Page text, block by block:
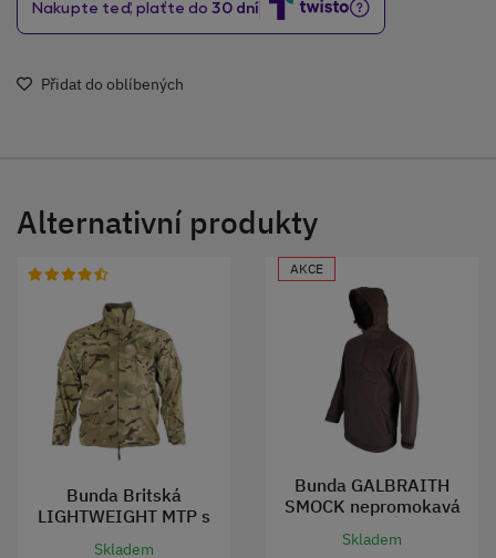
Přidat do oblíbených
Alternativní produkty
Bunda Britská
LIGHTWEIGHT MTP s
Skladem
AKCE
Bunda GALBRAITH
SMOCK nepromokavá
Skladem